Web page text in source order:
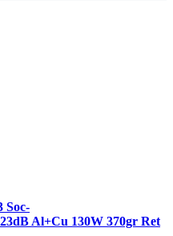
Soc-
Al+Cu 130W 370gr Ret